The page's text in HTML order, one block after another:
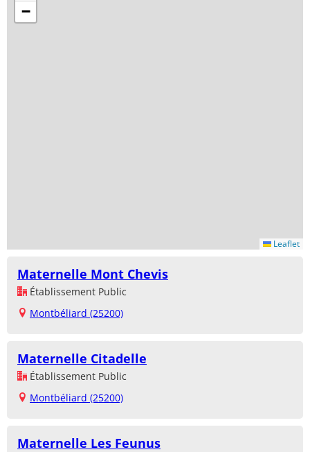
−
Leaflet
Maternelle Mont Chevis
Établissement Public
Montbéliard (25200)
Maternelle Citadelle
Établissement Public
Montbéliard (25200)
Maternelle Les Feunus